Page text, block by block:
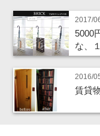
2017/
5000
な、
2016/
賃貸